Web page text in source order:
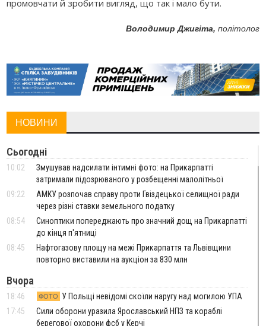
промовчати й зробити вигляд, що так і мало бути.
Володимир Джигіта, політолог
НОВИНИ
Сьогодні
10:02
Змушував надсилати інтимні фото: на Прикарпатті
затримали підозрюваного у розбещенні малолітньої
09:22
АМКУ розпочав справу проти Гвіздецької селищної ради
через різні ставки земельного податку
08:54
Синоптики попереджають про значний дощ на Прикарпатті
до кінця п'ятниці
08:45
Нафтогазову площу на межі Прикарпаття та Львівщини
повторно виставили на аукціон за 830 млн
Вчора
18:46 ФОТО
У Польщі невідомі скоїли наругу над могилою УПА
17:45
Сили оборони уразила Ярославський НПЗ та кораблі
берегової охорони фсб у Керчі